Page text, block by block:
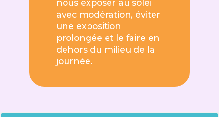
nous exposer au soleil
avec modération, éviter
une exposition
prolongée et le faire en
dehors du milieu de la
journée.